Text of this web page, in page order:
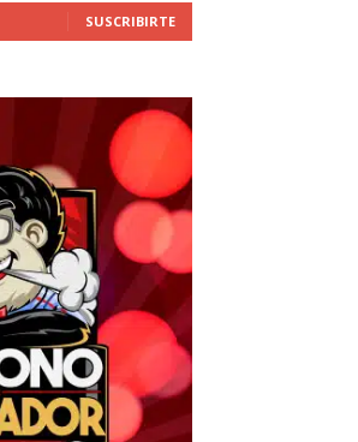
SUSCRIBIRTE